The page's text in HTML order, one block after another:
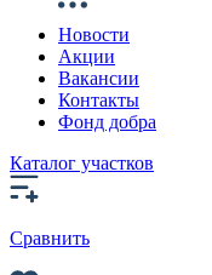
Новости
Акции
Вакансии
Контакты
Фонд добра
Каталог участков
Сравнить